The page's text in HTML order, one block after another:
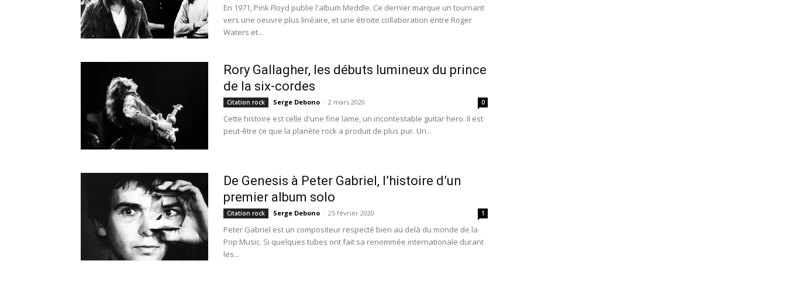
En 1971, Pink Floyd publie l'album Meddle. Ce dernier marque un tournant
vers une oeuvre plus linéaire, et une étroite collaboration entre Roger
Waters et...
Rory Gallagher, les débuts lumineux du prince
de la six-cordes
Citation rock Serge Debono - 2 mars 2020 0
Cette histoire est celle d'une fine lame, un incontestable guitar hero. Il est
peut-être ce que la planète rock a produit de plus pur. Un...
De Genesis à Peter Gabriel, l’histoire d’un
premier album solo
Citation rock Serge Debono - 25 février 2020 1
Peter Gabriel est un compositeur respecté bien au delà du monde de la
Pop Music. Si quelques tubes ont fait sa renommée internationale durant
les...